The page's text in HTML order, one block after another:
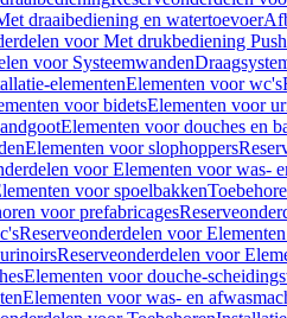
draaibediening en watertoevoer
voor Met drukbediening
voor Systeemwanden
elementenElementen voor wc's
voor bidetsElementen voor
Elementen voor douches en
Elementen voor slophoppers
voor Elementen voor was-
voor spoelbakken
voor prefabricages
Reserveonderdelen voor
Reserveonderdelen voor
Elementen voor douche-
Elementen voor was- en